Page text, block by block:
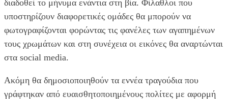
διαδοθεί το μήνυμα ενάντια στη βία. Φίλαθλοι που
υποστηρίζουν διαφορετικές ομάδες θα μπορούν να
φωτογραφίζονται φορώντας τις φανέλες των αγαπημένων
τους χρωμάτων και στη συνέχεια οι εικόνες θα αναρτώνται
στα social media.
Ακόμη θα δημοσιοποιηθούν τα εννέα τραγούδια που
γράφτηκαν από ευαισθητοποιημένους πολίτες με αφορμή